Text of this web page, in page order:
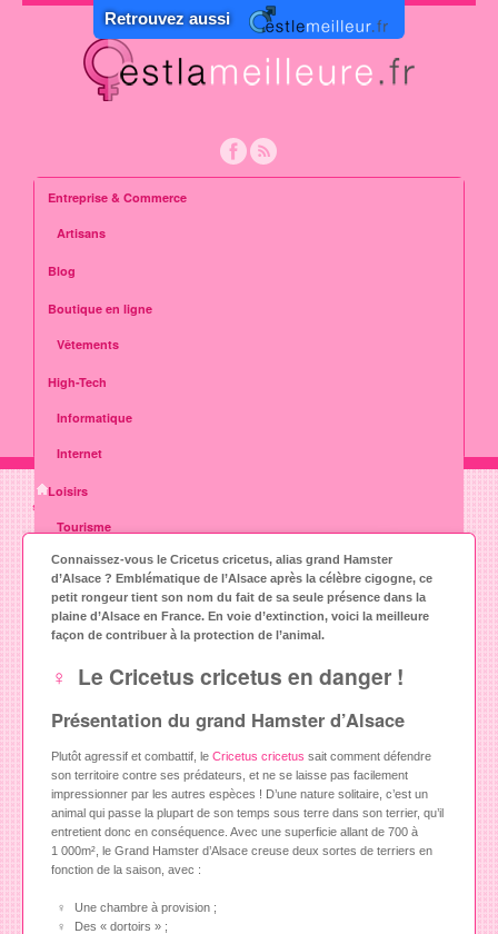
Retrouvez aussi
Entreprise & Commerce
Artisans
Blog
Boutique en ligne
Vêtements
High-Tech
Informatique
Internet
Loisirs
Tourisme
Sports
Mode
Animaux
Art et culture
Maison
Jardin
Immobilier
Formations
» Loisirs
son extinction
Connaissez-vous le Cricetus cricetus, alias grand Hamster
d’Alsace ? Emblématique de l’Alsace après la célèbre cigogne, ce
petit rongeur tient son nom du fait de sa seule présence dans la
plaine d’Alsace en France. En voie d’extinction, voici la meilleure
façon de contribuer à la protection de l’animal.
Le Cricetus cricetus en danger !
Présentation du grand Hamster d’Alsace
Plutôt agressif et combattif, le Cricetus cricetus sait comment défendre
son territoire contre ses prédateurs, et ne se laisse pas facilement
impressionner par les autres espèces ! D’une nature solitaire, c’est un
animal qui passe la plupart de son temps sous terre dans son terrier, qu’il
entretient donc en conséquence. Avec une superficie allant de 700 à
1 000m², le Grand Hamster d’Alsace creuse deux sortes de terriers en
fonction de la saison, avec :
Une chambre à provision ;
Des « dortoirs » ;